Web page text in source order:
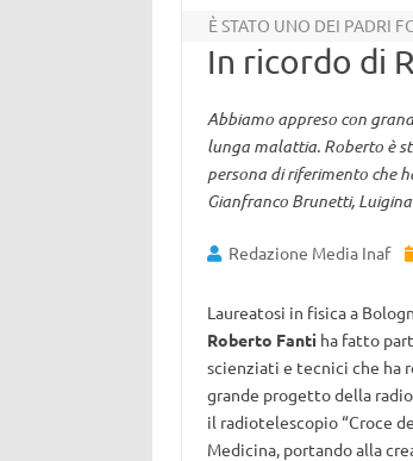
È STATO UNO DEI PADRI
In ricordo di
Abbiamo appreso con
lunga malattia. Roberto è
persona di riferimento che
Gianfranco Brunetti,
Redazione Media Inaf
Laureatosi in fisica a
Roberto Fanti ha fatto
scienziati e tecnici che ha
grande progetto della
il radiotelescopio “Croce
Medicina, portando alla